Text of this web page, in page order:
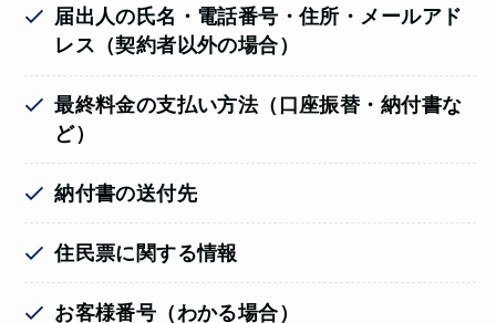
届出人の氏名・電話番号・住所・メールアド
レス（契約者以外の場合）
最終料金の支払い方法（口座振替・納付書な
ど）
納付書の送付先
住民票に関する情報
お客様番号（わかる場合）